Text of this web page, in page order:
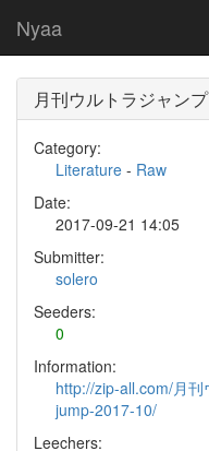
Nyaa
月刊ウルトラジャン
Category:
Literature - Raw
Date:
2017-09-21 14:05
Submitter:
solero
Seeders:
0
Information:
http://zip-all.com/月
jump-2017-10/
Leechers: